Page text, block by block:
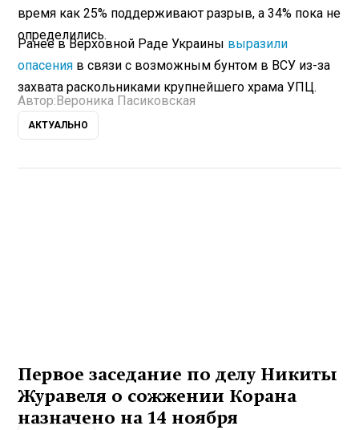
время как 25% поддерживают разрыв, а 34% пока не
определились.
Ранее в Верховной Раде Украины выразили
опасения в связи с возможным бунтом в ВСУ из-за
захвата раскольниками крупнейшего храма УПЦ.
Автор:Вероника Пасиковская
АКТУАЛЬНО
Первое заседание по делу Никиты
Журавеля о сожжении Корана
назначено на 14 ноября